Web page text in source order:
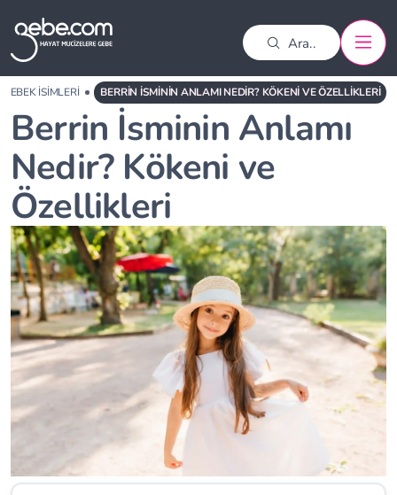
BEBEK İSIMLERI BERRIN İSMININ ANLAMI NEDIR? KÖKENI VE ÖZELLIKLERI
Berrin İsminin Anlamı
Nedir? Kökeni ve
Özellikleri